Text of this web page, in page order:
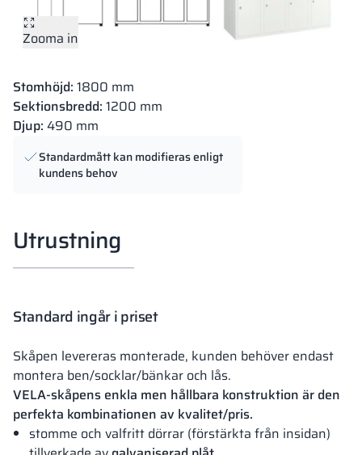
Zooma in
Stomhöjd: 1800 mm
Sektionsbredd: 1200 mm
Djup: 490 mm
Standardmått kan modifieras enligt
kundens behov
Utrustning
Standard ingår i priset
Skåpen levereras monterade, kunden behöver endast
montera ben/socklar/bänkar och lås.
VELA-skåpens enkla men hållbara konstruktion är den
perfekta kombinationen av kvalitet/pris.
stomme och valfritt dörrar (förstärkta från insidan)